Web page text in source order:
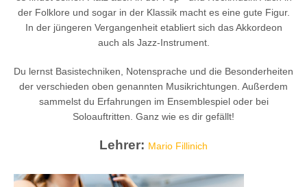
der Folklore und sogar in der Klassik macht es eine gute Figur.
In der jüngeren Vergangenheit etabliert sich das Akkordeon
auch als Jazz-Instrument.
Du lernst Basistechniken, Notensprache und die Besonderheiten
der verschieden oben genannten Musikrichtungen. Außerdem
sammelst du Erfahrungen im Ensemblespiel oder bei
Soloauftritten. Ganz wie es dir gefällt!
Lehrer: Mario Fillinich